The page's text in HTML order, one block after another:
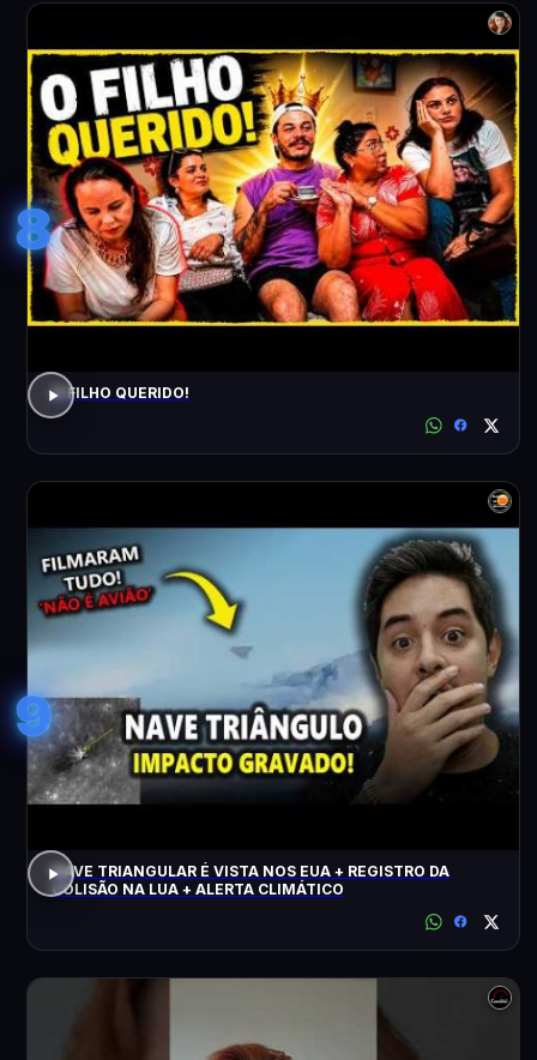
8
O FILHO QUERIDO!
9
NAVE TRIANGULAR É VISTA NOS EUA + REGISTRO DA
COLISÃO NA LUA + ALERTA CLIMÁTICO